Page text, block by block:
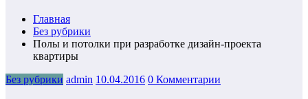
Главная
Без рубрики
Полы и потолки при разработке дизайн-проекта
квартиры
Без рубрики admin 10.04.2016 0 Комментарии